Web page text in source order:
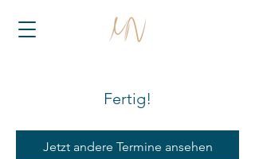
Fertig!
Jetzt andere Termine ansehen